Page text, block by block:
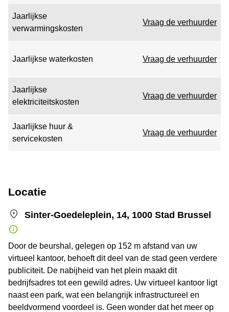
Jaarlijkse
verwarmingskosten
Vraag de verhuurder
Jaarlijkse waterkosten Vraag de verhuurder
Jaarlijkse
elektriciteitskosten
Vraag de verhuurder
Jaarlijkse huur &
servicekosten
Vraag de verhuurder
Locatie
Sinter-Goedeleplein, 14, 1000 Stad Brussel
Door de beurshal, gelegen op 152 m afstand van uw
virtueel kantoor, behoeft dit deel van de stad geen verdere
publiciteit. De nabijheid van het plein maakt dit
bedrijfsadres tot een gewild adres. Uw virtueel kantoor ligt
naast een park, wat een belangrijk infrastructureel en
beeldvormend voordeel is. Geen wonder dat het meer op